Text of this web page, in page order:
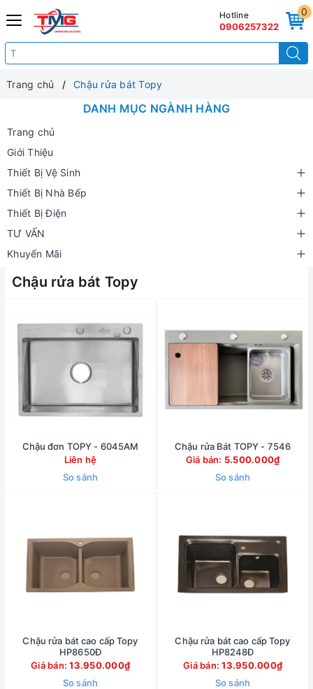
0
Hotline
0906257322
Trang chủ Chậu rửa bát Topy
DANH MỤC NGÀNH HÀNG
Trang chủ
Giới Thiệu
Thiết Bị Vệ Sinh
Thiết Bị Nhà Bếp
Thiết Bị Điện
TƯ VẤN
Khuyến Mãi
Chậu rửa bát Topy
Chậu đơn TOPY - 6045AM
Liên hệ
So sánh
Chậu rửa Bát TOPY - 7546
Giá bán: 5.500.000₫
So sánh
Chậu rửa bát cao cấp Topy
HP8650Đ
Giá bán:13.950.000₫
So sánh
Chậu rửa bát cao cấp Topy
HP8248Đ
Giá bán:13.950.000₫
So sánh